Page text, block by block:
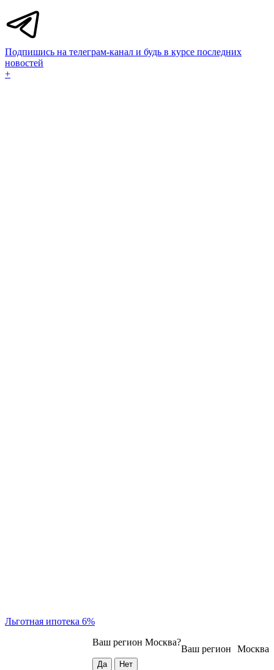
Подпишись на телеграм-канал и будь в курсе последних
новостей
+
Льготная ипотека 6%
Москва
Ваш регион
Ваш регион Москва?